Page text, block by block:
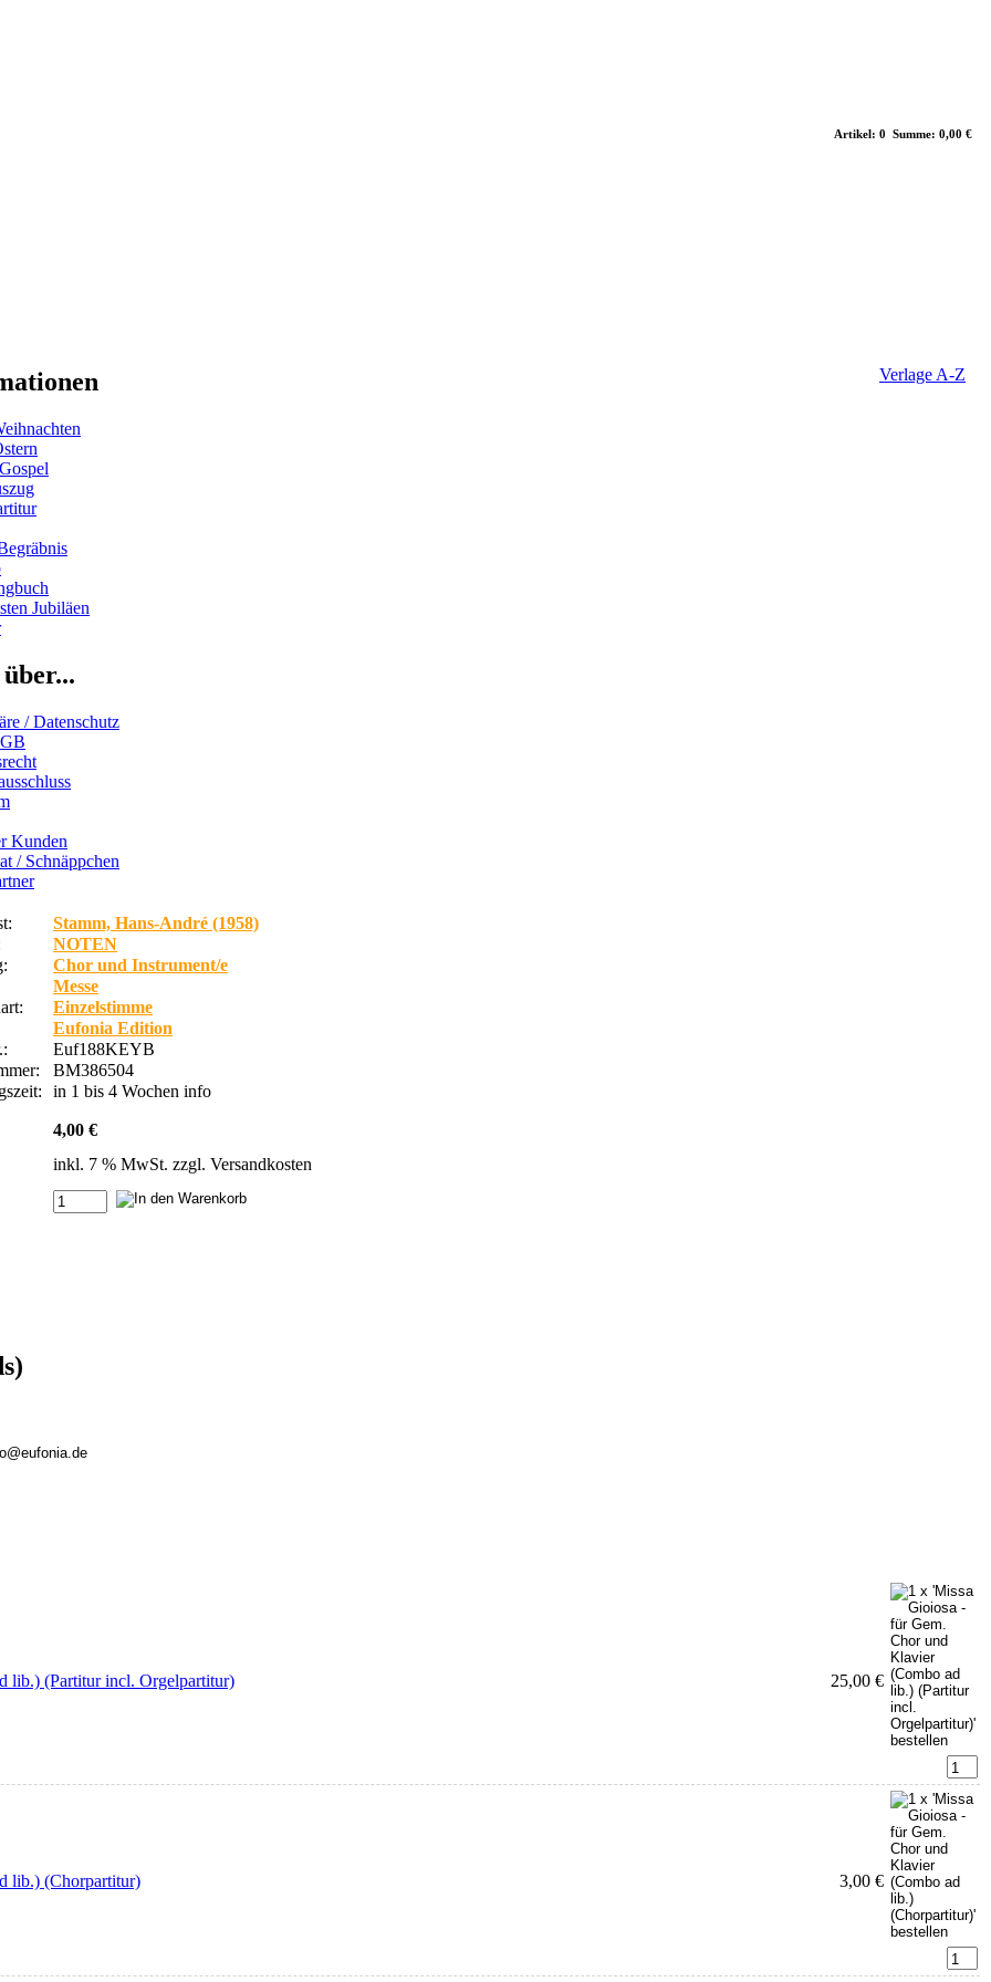
Artikel: 0 Summe: 0,00 €
Verlage A-Z
Jubiläen
/ Datenschutz
Kunden
/ Schnäppchen
Stamm, Hans-André (1958)
NOTEN
Chor und Instrument/e
Messe
Einzelstimme
Eufonia Edition
Euf188KEYB
BM386504
in 1 bis 4 Wochen info
4,00 €
inkl. 7 % MwSt. zzgl. Versandkosten
lib.) (Partitur incl. Orgelpartitur) 25,00 €
lib.) (Chorpartitur) 3,00 €